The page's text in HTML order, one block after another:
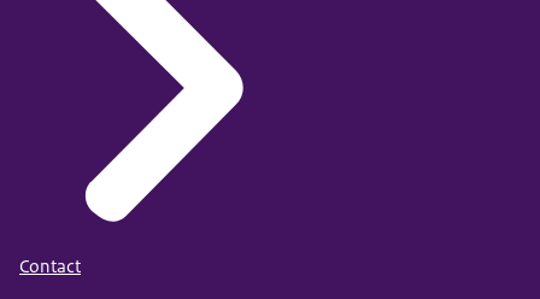
Contact